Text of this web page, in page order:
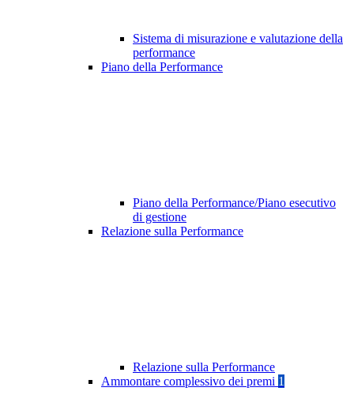
Sistema di misurazione e valutazione della
performance
Piano della Performance
Piano della Performance/Piano esecutivo
di gestione
Relazione sulla Performance
Relazione sulla Performance
Ammontare complessivo dei premi 1